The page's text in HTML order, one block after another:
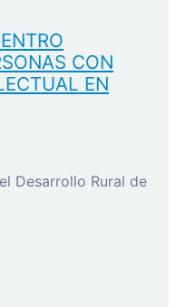
CON
EN
Desarrollo Rural de